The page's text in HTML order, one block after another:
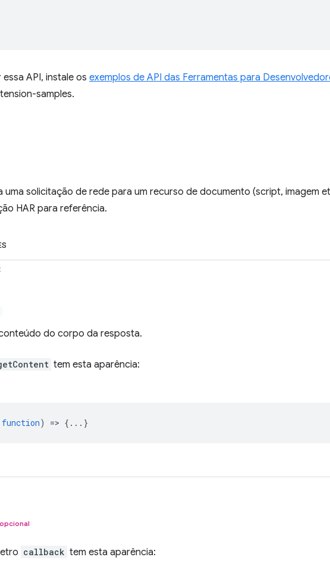
API, instale os exemplos de API das Ferramentas para
samples.
uma solicitação de rede para um recurso de documento (script, imagem
HAR para referência.
do corpo da resposta.
tem esta aparência:
function) => {...}
opcional
callback tem esta aparência: